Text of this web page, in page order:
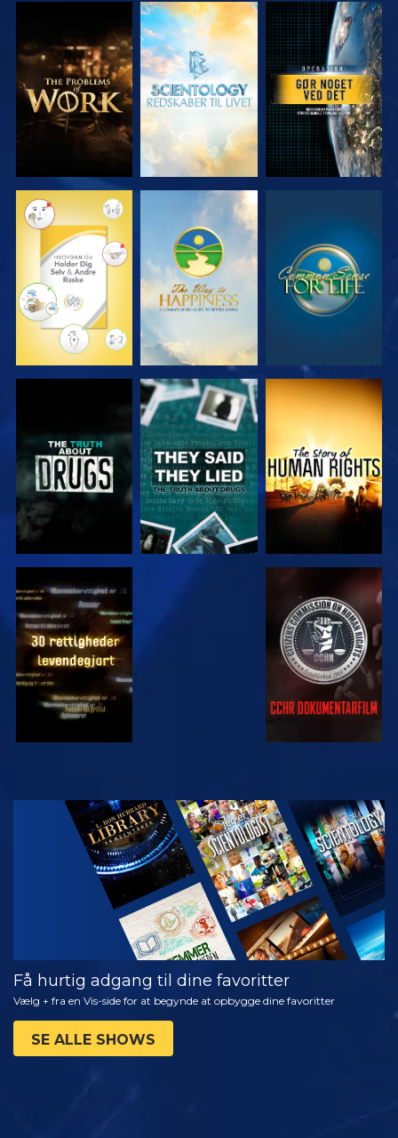
UDFORSK
SERIEN
UDFORSK
SERIEN
SE
SE SE SE
SE SE
SE SE
SE
UDFORSK
SERIEN
Få hurtig adgang til dine favoritter
Vælg + fra en Vis-side for at begynde at opbygge dine favoritter
SE ALLE SHOWS